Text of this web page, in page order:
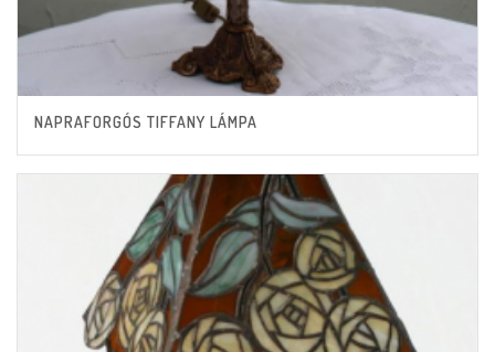
NAPRAFORGÓS TIFFANY LÁMPA